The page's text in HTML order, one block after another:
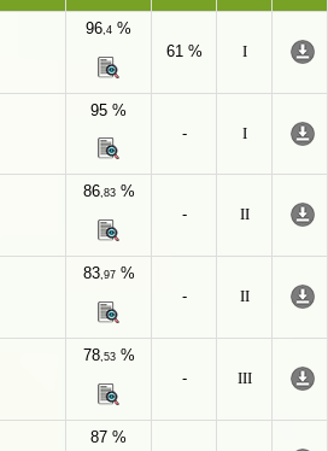
96,4 %
61 %
I
95 %
-
I
86,83%
-
II
83,97%
-
II
78,53%
-
III
87 %